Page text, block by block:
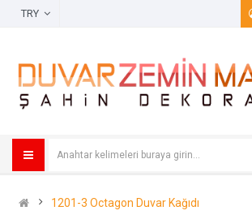
1201-3 Octagon Duvar Kağıdı